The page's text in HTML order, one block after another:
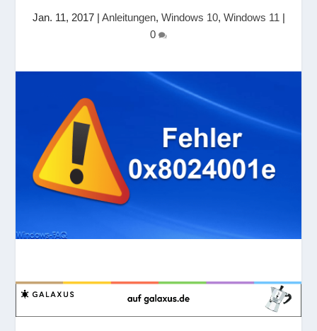
Jan. 11, 2017| Anleitungen, Windows 10, Windows 11 |
0